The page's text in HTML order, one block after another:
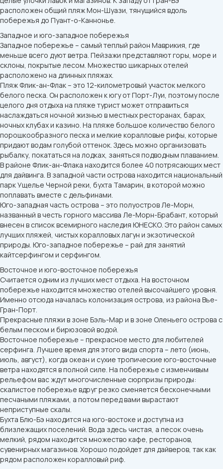
расположен общий пляж Мон-Шуази, тянущийся вдоль
побережья до Пуант-о-Каннонье.
Западное и юго-западное побережья
Западное побережье – самый теплый район Маврикия, где
меньше всего дуют ветра. Пейзажи представляют горы, море и
склоны, покрытые лесом. Множество шикарных отелей
расположено на длинных пляжах.
Пляж Флик-ан-Флак – это 12-километровый участок мелкого
белого песка. Он расположен к югу от Порт-Луи, поэтому после
целого дня отдыха на пляже турист может отправиться
наслаждаться ночной жизнью в местных ресторанах, барах,
ночных клубах и казино. На пляже большое количество белого
порошкообразного песка и мелкие коралловые рифы, которые
придают водам голубой оттенок. Здесь можно организовать
рыбалку, покататься на лодках, заняться подводным плаванием.
В районе Флик-ан-Флака находится более 40 потрясающих мест
для дайвинга. В западной части острова находится национальный
парк Ущелье Черной реки, бухта Тамарин, в которой можно
поплавать вместе с дельфинами.
Юго-западная часть острова – это полуостров Ле-Морн,
названный в честь горного массива Ле-Морн-Брабант, который
внесен в список всемирного наследия ЮНЕСКО. Это район самых
лучших пляжей, чистых коралловых лагун и экзотической
природы. Юго-западное побережье – рай для занятий
кайтсерфингом и серфингом.
Восточное и юго-восточное побережья
Считается одним из лучших мест отдыха. На восточном
побережье находится множество отелей высочайшего уровня.
Именно отсюда началась колонизация острова, из района Вье-
Гран-Порт.
Прекрасные пляжи в зоне Бэль-Мар и в зоне Оленьего острова с
белым песком и бирюзовой водой.
Восточное побережье – прекрасное место для любителей
серфинга. Лучшее время для этого вида спорта – лето (июнь,
июль, август), когда океан и сухие тропические юго-восточные
ветра находятся в полной силе. На побережье с изменчивым
рельефом вас ждут многочисленные сюрпризы природы:
скалистое побережье вдруг резко сменяется бесконечными
песчаными пляжами, а потом перед вами вырастают
неприступные скалы.
Бухта Блю-Бэ находится на юго-востоке и доступна из
близлежащих поселений. Вода здесь чистая, а песок очень
мелкий, рядом находится множество кафе, ресторанов,
сувенирных магазинов. Хорошо подойдет для дайверов, так как
рядом расположен коралловый риф.